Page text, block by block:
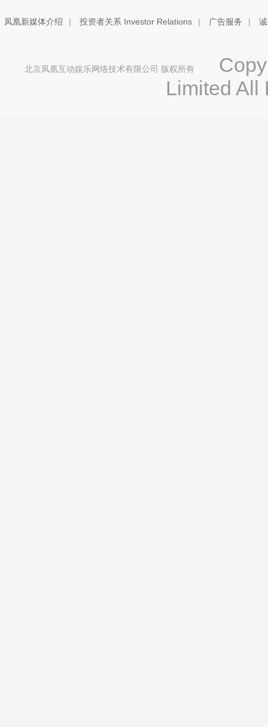
凤凰新媒体介绍 | 投资者关系 Investor Relations | 广告服务 |
北京凤凰互动娱乐网络技术有限公司 版权所有
Limited All